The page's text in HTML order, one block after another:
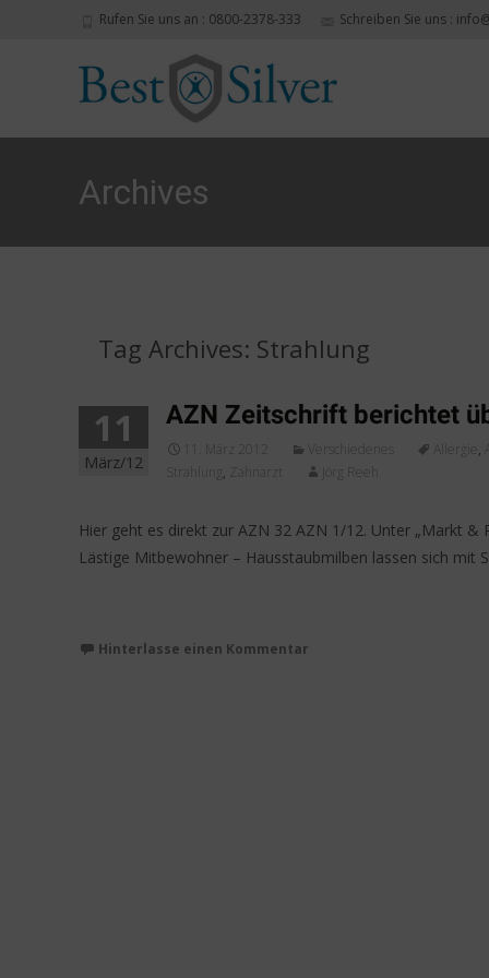
Rufen Sie uns an : 0800-2378-333 Schreiben Sie uns :
Archives
Tag Archives: Strahlung
11
März/12
AZN Zeitschrift berichtet
11. März 2012 Verschiedenes Allergie ,
Strahlung , Zahnarzt Jörg Reeh
Hier geht es direkt zur AZN 32 AZN 1/12. Unter „Markt
Lästige Mitbewohner – Hausstaubmilben lassen sich mit
Hinterlasse einen Kommentar